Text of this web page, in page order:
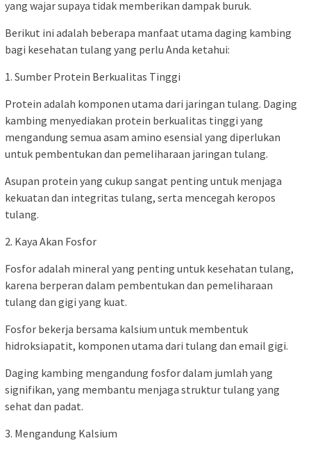
yang wajar supaya tidak memberikan dampak buruk.
Berikut ini adalah beberapa manfaat utama daging kambing
bagi kesehatan tulang yang perlu Anda ketahui:
1. Sumber Protein Berkualitas Tinggi
Protein adalah komponen utama dari jaringan tulang. Daging
kambing menyediakan protein berkualitas tinggi yang
mengandung semua asam amino esensial yang diperlukan
untuk pembentukan dan pemeliharaan jaringan tulang.
Asupan protein yang cukup sangat penting untuk menjaga
kekuatan dan integritas tulang, serta mencegah keropos
tulang.
2. Kaya Akan Fosfor
Fosfor adalah mineral yang penting untuk kesehatan tulang,
karena berperan dalam pembentukan dan pemeliharaan
tulang dan gigi yang kuat.
Fosfor bekerja bersama kalsium untuk membentuk
hidroksiapatit, komponen utama dari tulang dan email gigi.
Daging kambing mengandung fosfor dalam jumlah yang
signifikan, yang membantu menjaga struktur tulang yang
sehat dan padat.
3. Mengandung Kalsium